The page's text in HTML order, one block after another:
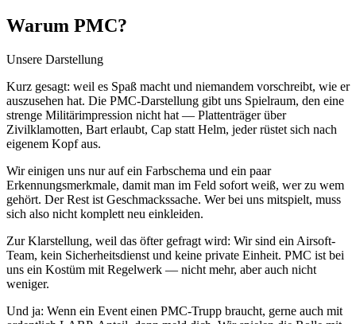
Warum PMC?
Unsere Darstellung
Kurz gesagt: weil es Spaß macht und niemandem vorschreibt, wie er
auszusehen hat. Die PMC-Darstellung gibt uns Spielraum, den eine
strenge Militärimpression nicht hat — Plattenträger über
Zivilklamotten, Bart erlaubt, Cap statt Helm, jeder rüstet sich nach
eigenem Kopf aus.
Wir einigen uns nur auf ein Farbschema und ein paar
Erkennungsmerkmale, damit man im Feld sofort weiß, wer zu wem
gehört. Der Rest ist Geschmackssache. Wer bei uns mitspielt, muss
sich also nicht komplett neu einkleiden.
Zur Klarstellung, weil das öfter gefragt wird: Wir sind ein Airsoft-
Team, kein Sicherheitsdienst und keine private Einheit. PMC ist bei
uns ein Kostüm mit Regelwerk — nicht mehr, aber auch nicht
weniger.
Und ja: Wenn ein Event einen PMC-Trupp braucht, gerne auch mit